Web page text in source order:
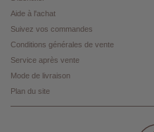
Aide à l'achat
Suivez vos commandes
Conditions générales de vente
Service après vente
Mode de livraison
Plan du site